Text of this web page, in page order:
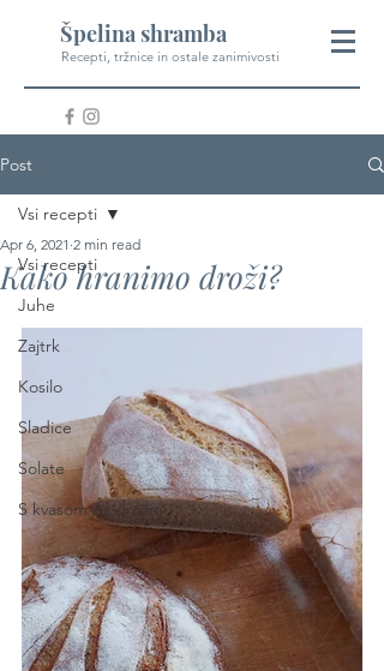
Špelina shramba
Recepti, tržnice in ostale zanimivosti
Post
Vsi recepti
Juhe
Zajtrk
Kosilo
Sladice
Solate
S kvasom / z drožmi
Vsi recepti
Kako hranimo droži?
Apr 6, 2021 2 min read